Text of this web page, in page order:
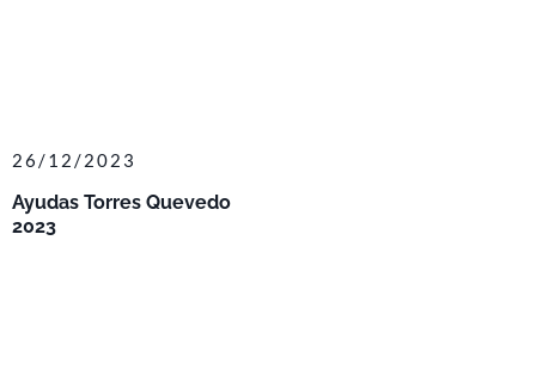
Ayudas Torres Quevedo
2023
26/12/2023